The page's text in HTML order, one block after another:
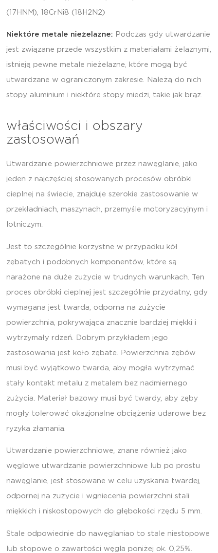
(17HNM), 18CrNi8 (18H2N2)
Niektóre metale nieżelazne: Podczas gdy utwardzanie
jest związane przede wszystkim z materiałami żelaznymi,
istnieją pewne metale nieżelazne, które mogą być
utwardzane w ograniczonym zakresie. Należą do nich
stopy aluminium i niektóre stopy miedzi, takie jak brąz.
właściwości i obszary
zastosowań
Utwardzanie powierzchniowe przez nawęglanie, jako
jeden z najczęściej stosowanych procesów obróbki
cieplnej na świecie, znajduje szerokie zastosowanie w
przekładniach, maszynach, przemyśle motoryzacyjnym i
lotniczym.
Jest to szczególnie korzystne w przypadku kół
zębatych i podobnych komponentów, które są
narażone na duże zużycie w trudnych warunkach. Ten
proces obróbki cieplnej jest szczególnie przydatny, gdy
wymagana jest twarda, odporna na zużycie
powierzchnia, pokrywająca znacznie bardziej miękki i
wytrzymały rdzeń. Dobrym przykładem jego
zastosowania jest koło zębate. Powierzchnia zębów
musi być wyjątkowo twarda, aby mogła wytrzymać
stały kontakt metalu z metalem bez nadmiernego
zużycia. Materiał bazowy musi być twardy, aby zęby
mogły tolerować okazjonalne obciążenia udarowe bez
ryzyka złamania.
Utwardzanie powierzchniowe, znane również jako
węglowe utwardzanie powierzchniowe lub po prostu
nawęglanie, jest stosowane w celu uzyskania twardej,
odpornej na zużycie i wgniecenia powierzchni stali
miękkich i niskostopowych do głębokości rzędu 5 mm.
Stale odpowiednie do nawęglaniao to stale niestopowe
lub stopowe o zawartości węgla poniżej ok. 0,25%.